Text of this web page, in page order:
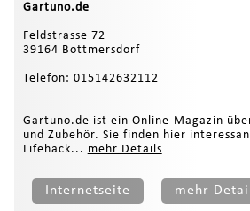
Gartuno.de
Feldstrasse 72
39164 Bottmersdorf
Telefon: 015142632112
Gartuno.de ist ein Online-Magazin
und Zubehör. Sie finden hier
Lifehack... mehr Details
Internetseite mehr